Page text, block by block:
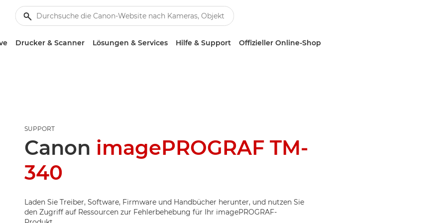
Drucker & Scanner Lösungen & Services Hilfe & Support Offizieller Online-Shop
SUPPORT
Canon imagePROGRAF TM-
340
Laden Sie Treiber, Software, Firmware und Handbücher herunter, und nutzen Sie
den Zugriff auf Ressourcen zur Fehlerbehebung für Ihr imagePROGRAF-